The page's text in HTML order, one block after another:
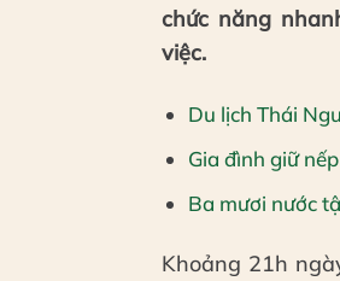
chức năng
việc.
Du lịch Thái
Gia đình giữ
Ba mươi nước
Khoảng 21h